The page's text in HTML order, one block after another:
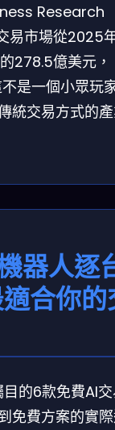
Research
易市場從2025
278.5億美元，
是一個小眾玩
統交易方式的
器人逐
合你的
的6款免費AI
免費方案的實